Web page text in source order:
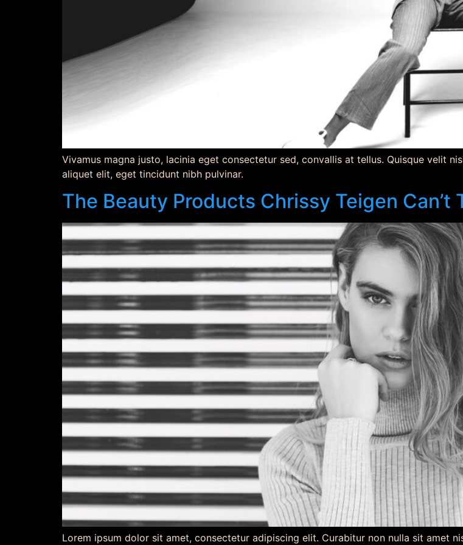
Vivamus magna justo, lacinia eget consectetur sed, convallis at tellus. Quisque velit
aliquet elit, eget tincidunt nibh pulvinar.
The Beauty Products Chrissy Teigen Can’t
Lorem ipsum dolor sit amet, consectetur adipiscing elit. Curabitur non nulla sit amet